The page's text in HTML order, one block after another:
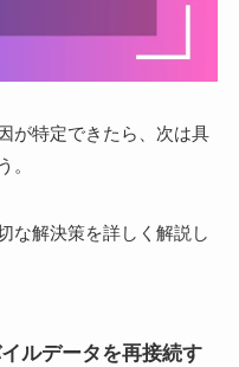
が特定できたら、次は具
。
な解決策を詳しく解説し
ルデータを再接続す